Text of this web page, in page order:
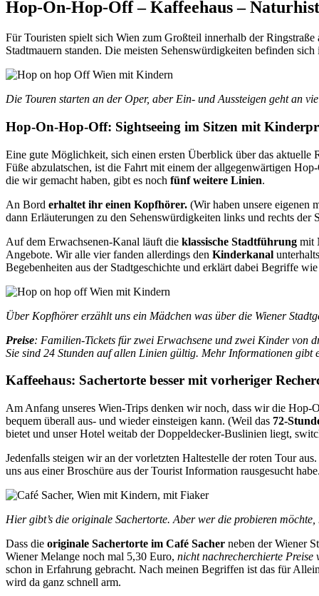
Hop-On-Hop-Off – Kaffeehaus –
Für Touristen spielt sich Wien zum Großteil innerhalb der
Stadtmauern standen. Die meisten Sehenswürdigkeiten befinden
Die Touren starten an der Oper, aber Ein- und Aussteigen geht an
Hop-On-Hop-Off: Sightseeing im Sitzen mit
Eine gute Möglichkeit, sich einen ersten Überblick über das aktuelle
Füße abzulatschen, ist die Fahrt mit einem der allgegenwärtigen
die wir gemacht haben, gibt es noch fünf weitere Linien.
An Bord erhaltet ihr einen Kopfhörer. (Wir haben unsere eigenen
dann Erläuterungen zu den Sehenswürdigkeiten links und rechts der
Auf dem Erwachsenen-Kanal läuft die klassische Stadtführung mit
Angebote. Wir alle vier fanden allerdings den Kinderkanal
Begebenheiten aus der Stadtgeschichte und erklärt dabei Begriffe
Über Kopfhörer erzählt uns ein Mädchen was über die Wiener
Preise: Familien-Tickets für zwei Erwachsene und zwei Kinder von
Sie sind 24 Stunden auf allen Linien gültig. Mehr Informationen gibt
Kaffeehaus: Sachertorte besser mit vorheriger
Am Anfang unseres Wien-Trips denken wir noch, dass wir die
bequem überall aus- und wieder einsteigen kann. (Weil das 72-
bietet und unser Hotel weitab der Doppeldecker-Buslinien liegt,
Jedenfalls steigen wir an der vorletzten Haltestelle der roten Tour
uns aus einer Broschüre aus der Tourist Information rausgesucht
Hier gibt’s die originale Sachertorte. Aber wer die probieren möchte,
Dass die originale Sachertorte im Café Sacher neben der Wiener
Wiener Melange noch mal 5,30 Euro, nicht nachrecherchierte Preise
schon in Erfahrung gebracht. Nach meinen Begriffen ist das für
wird da ganz schnell arm.